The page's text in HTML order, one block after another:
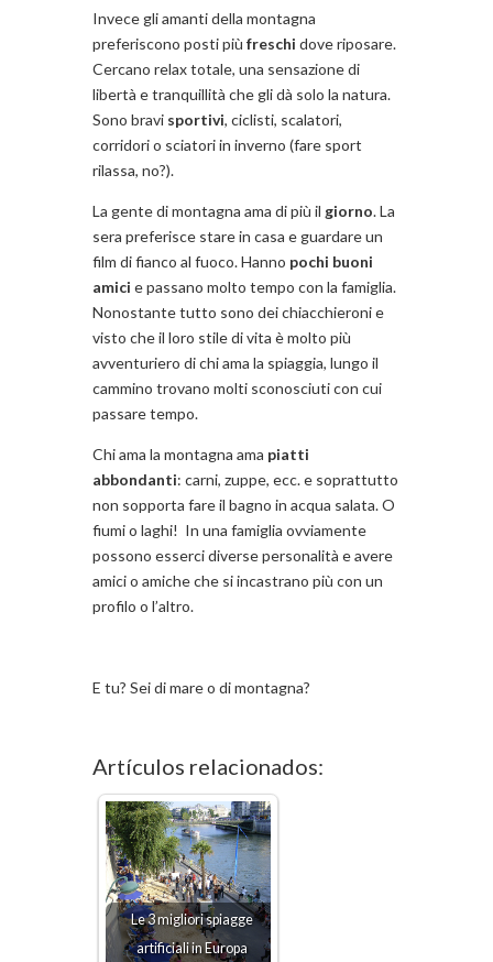
Invece gli amanti della montagna
preferiscono posti più freschi dove riposare.
Cercano relax totale, una sensazione di
libertà e tranquillità che gli dà solo la natura.
Sono bravi sportivi, ciclisti, scalatori,
corridori o sciatori in inverno (fare sport
rilassa, no?).
La gente di montagna ama di più il giorno. La
sera preferisce stare in casa e guardare un
film di fianco al fuoco. Hanno pochi buoni
amici e passano molto tempo con la famiglia.
Nonostante tutto sono dei chiacchieroni e
visto che il loro stile di vita è molto più
avventuriero di chi ama la spiaggia, lungo il
cammino trovano molti sconosciuti con cui
passare tempo.
Chi ama la montagna ama piatti
abbondanti: carni, zuppe, ecc. e soprattutto
non sopporta fare il bagno in acqua salata. O
fiumi o laghi! In una famiglia ovviamente
possono esserci diverse personalità e avere
amici o amiche che si incastrano più con un
profilo o l’altro.
E tu? Sei di mare o di montagna?
Artículos relacionados:
Le 3 migliori spiagge
artificiali in Europa